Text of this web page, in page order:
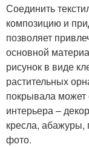
Соединить
композицию и
позволяет
основной
рисунок в виде
растительных
покрывала может
интерьера –
кресла,
фото.